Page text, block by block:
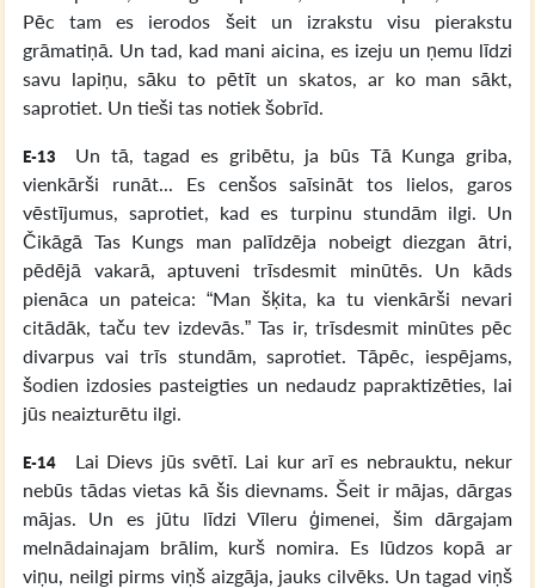
Pēc tam es ierodos šeit un izrakstu visu pierakstu
grāmatiņā. Un tad, kad mani aicina, es izeju un ņemu līdzi
savu lapiņu, sāku to pētīt un skatos, ar ko man sākt,
saprotiet. Un tieši tas notiek šobrīd.
E-13
Un tā, tagad es gribētu, ja būs Tā Kunga griba,
vienkārši runāt... Es cenšos saīsināt tos lielos, garos
vēstījumus, saprotiet, kad es turpinu stundām ilgi. Un
Čikāgā Tas Kungs man palīdzēja nobeigt diezgan ātri,
pēdējā vakarā, aptuveni trīsdesmit minūtēs. Un kāds
pienāca un pateica: “Man šķita, ka tu vienkārši nevari
citādāk, taču tev izdevās.” Tas ir, trīsdesmit minūtes pēc
divarpus vai trīs stundām, saprotiet. Tāpēc, iespējams,
šodien izdosies pasteigties un nedaudz papraktizēties, lai
jūs neaizturētu ilgi.
E-14
Lai Dievs jūs svētī. Lai kur arī es nebrauktu, nekur
nebūs tādas vietas kā šis dievnams. Šeit ir mājas, dārgas
mājas. Un es jūtu līdzi Vīleru ģimenei, šim dārgajam
melnādainajam brālim, kurš nomira. Es lūdzos kopā ar
viņu, neilgi pirms viņš aizgāja, jauks cilvēks. Un tagad viņš